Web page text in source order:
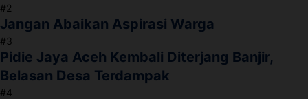
#2
Jangan Abaikan Aspirasi Warga
#3
Pidie Jaya Aceh Kembali Diterjang Banjir,
Belasan Desa Terdampak
#4